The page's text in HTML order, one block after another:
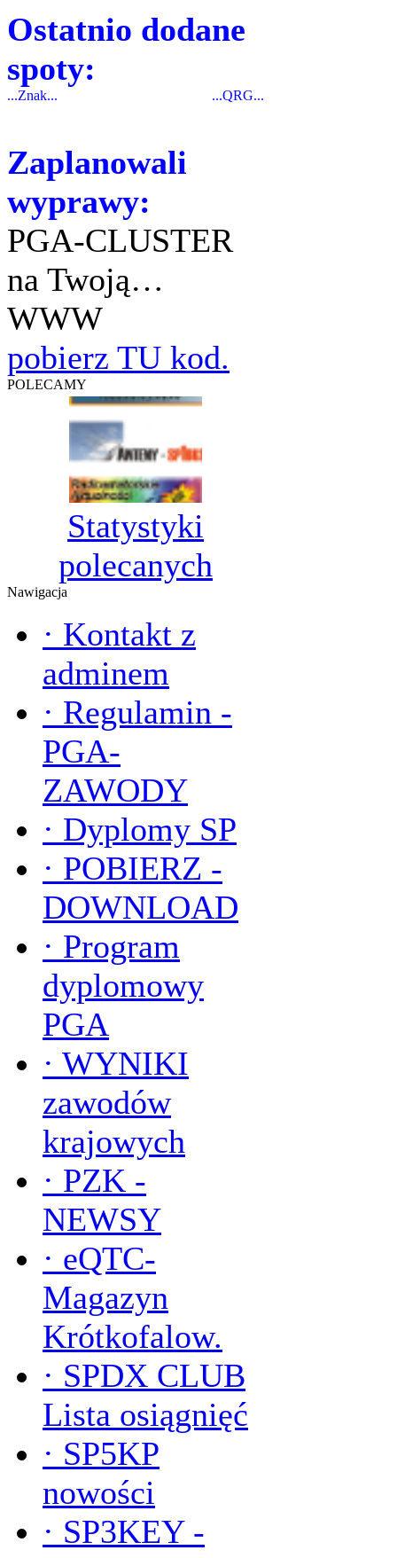
Ostatnio dodane
spoty:
...Znak... ...QRG...
Zaplanowali
wyprawy:
PGA-CLUSTER
na Twoją…
WWW
pobierz TU kod.
POLECAMY
Statystyki
polecanych
Nawigacja
· Kontakt z
adminem
· Regulamin -
PGA-
ZAWODY
· Dyplomy SP
· POBIERZ -
DOWNLOAD
· Program
dyplomowy
PGA
· WYNIKI
zawodów
krajowych
· PZK -
NEWSY
· eQTC-
Magazyn
Krótkofalow.
· SPDX CLUB
Lista osiągnięć
· SP5KP
nowości
· SP3KEY -